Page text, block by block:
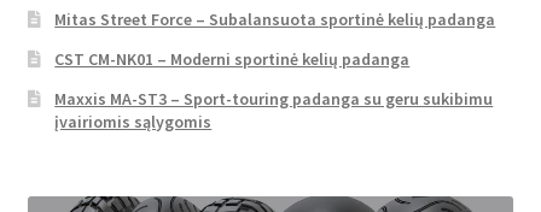
Mitas Street Force – Subalansuota sportinė kelių padanga
CST CM-NK01 – Moderni sportinė kelių padanga
Maxxis MA-ST3 – Sport-touring padanga su geru sukibimu
įvairiomis sąlygomis